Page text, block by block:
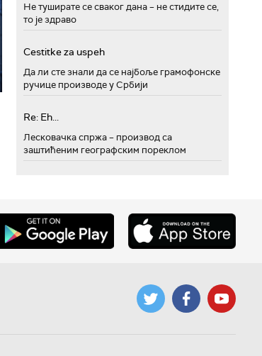
Не туширате се сваког дана – не стидите се,
то је здраво
Cestitke za uspeh
Да ли сте знали да се најбоље грамофонске
ручице производе у Србији
Re: Eh...
Лесковачка спржа – производ са
заштићеним географским пореклом